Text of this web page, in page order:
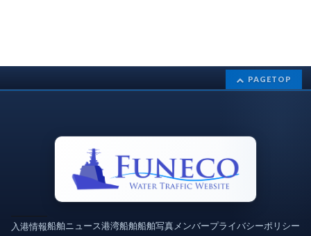
PAGETOP
入港情報船舶ニュース港湾船舶船舶写真メンバープライバシーポリシー